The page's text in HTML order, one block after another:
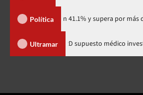
Política
con 41.1% y supera por más de 22
Ultramar Salió de RD supuesto